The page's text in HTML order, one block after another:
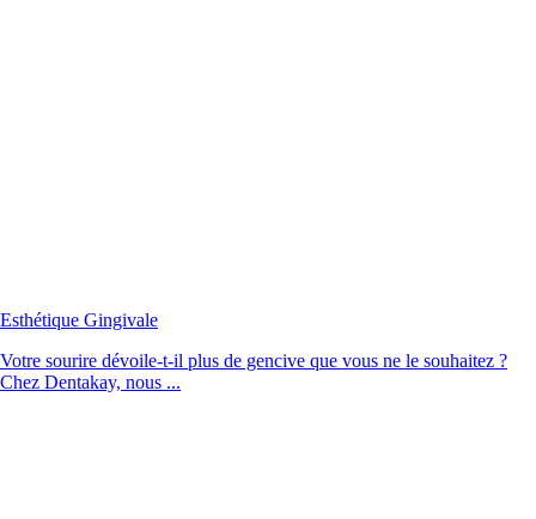
Esthétique Gingivale
Votre sourire dévoile-t-il plus de gencive que vous ne le souhaitez ?
Chez Dentakay, nous ...